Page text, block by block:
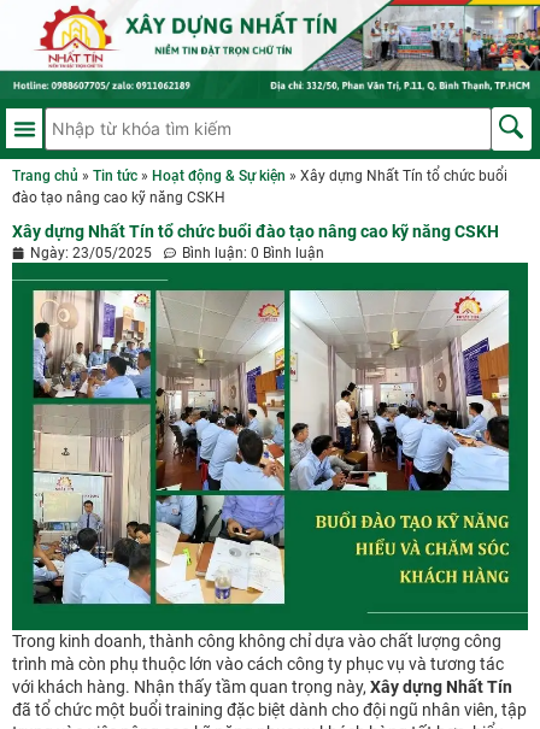
Trang chủ » Tin tức » Hoạt động & Sự kiện » Xây dựng Nhất Tín tổ chức buổi
đào tạo nâng cao kỹ năng CSKH
Xây dựng Nhất Tín tổ chức buổi đào tạo nâng cao kỹ năng CSKH
Ngày: 23/05/2025 Bình luận: 0 Bình luận
Trong kinh doanh, thành công không chỉ dựa vào chất lượng công
trình mà còn phụ thuộc lớn vào cách công ty phục vụ và tương tác
với khách hàng. Nhận thấy tầm quan trọng này, Xây dựng Nhất Tín
đã tổ chức một buổi training đặc biệt dành cho đội ngũ nhân viên, tập